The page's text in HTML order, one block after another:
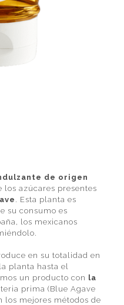
de origen
los azúcares presentes
. Esta planta es
su consumo es
los mexicanos
en su totalidad en
planta hasta el
un producto con la
prima (Blue Agave
los mejores métodos de